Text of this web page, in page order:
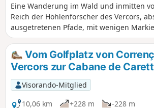
Eine Wanderung im Wald und inmitten
Reich der Höhlenforscher des Vercors,
ausgetretenen Pfade, mit wenigen
Schilder. Zwischen den beiden Hütten
und bietet einen spektakulären Blick auf
Vercors. Der Aufstieg zur Hütte Combe du
aus erfordert ein GPS-Gerät und eine
viele Wanderwege gibt und die
Abzweigungen hier nicht beschrieben
Vom Golfplatz von
Vercors zur Cabane de
Visorando-Mitglied
10,06 km
+228 m
-228 m